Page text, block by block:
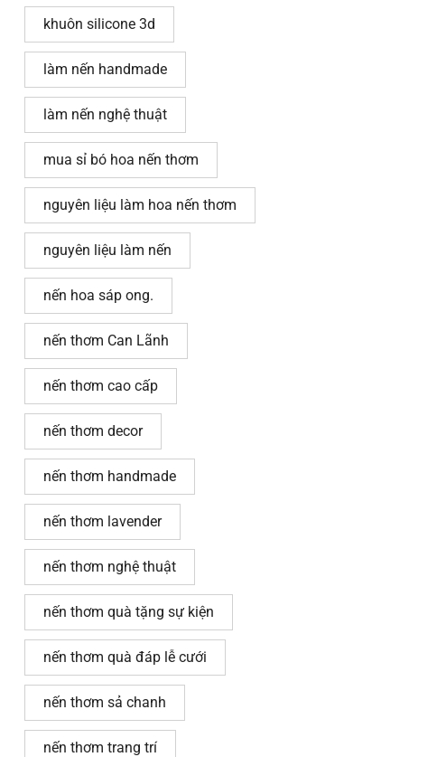
khuôn silicone 3d
làm nến handmade
làm nến nghệ thuật
mua sỉ bó hoa nến thơm
nguyên liệu làm hoa nến thơm
nguyên liệu làm nến
nến hoa sáp ong.
nến thơm Can Lãnh
nến thơm cao cấp
nến thơm decor
nến thơm handmade
nến thơm lavender
nến thơm nghệ thuật
nến thơm quà tặng sự kiện
nến thơm quà đáp lễ cưới
nến thơm sả chanh
nến thơm trang trí